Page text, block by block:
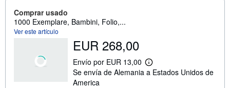
Comprar usado
1000 Exemplare, Bambini, Folio,...
Ver este artículo
EUR 268,00
Envío por EUR 13,00
M
á
Se envía de Alemania a Estados Unidos de
America